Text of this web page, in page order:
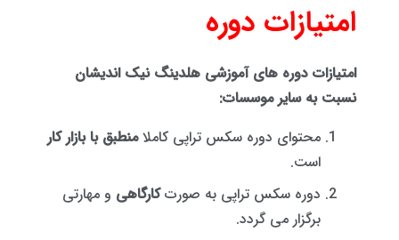
امتیازات دوره
امتیازات دوره های آموزشی هلدینگ نیک اندیشان
نسبت به سایر موسسات:
محتوای دوره سکس تراپی کاملامنطبق با بازار کار
است.
دوره سکس تراپی به صورتکارگاهی و مهارتی
برگزار می گردد.